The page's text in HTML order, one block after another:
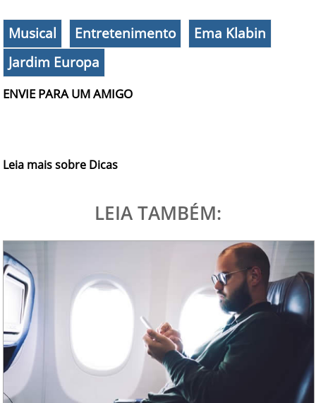
Musical Entretenimento
Ema Klabin
Jardim Europa
ENVIE PARA UM AMIGO
Leia mais sobre Dicas
LEIA TAMBÉM: